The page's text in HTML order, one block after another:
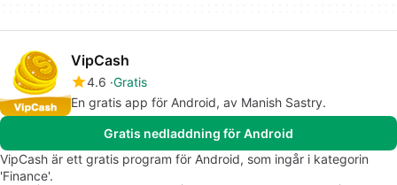
VipCash
4.6 Gratis
En gratis app för Android, av Manish Sastry.
Gratis nedladdning för Android
VipCash är ett gratis program för Android, som ingår i kategorin
'Finance'.